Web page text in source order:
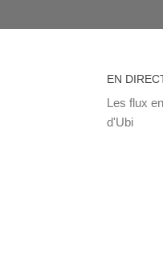
EN
Les flux
d'Ubi